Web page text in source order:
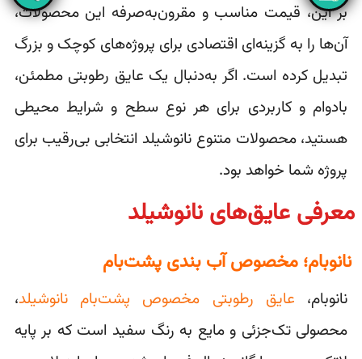
بر این، قیمت مناسب و مقرون‌به‌صرفه این محصولات،
آن‌ها را به گزینه‌ای اقتصادی برای پروژه‌های کوچک و بزرگ
تبدیل کرده است. اگر به‌دنبال یک عایق رطوبتی مطمئن،
بادوام و کاربردی برای هر نوع سطح و شرایط محیطی
هستید، محصولات متنوع نانوشیلد انتخابی بی‌رقیب برای
پروژه شما خواهد بود.
معرفی عایق‌های نانوشیلد
نانوبام؛ مخصوص آب بندی پشت‌بام
نانوبام، عایق رطوبتی مخصوص پشت‌بام نانوشیلد،
محصولی تک‌جزئی و مایع به رنگ سفید است که بر پایه